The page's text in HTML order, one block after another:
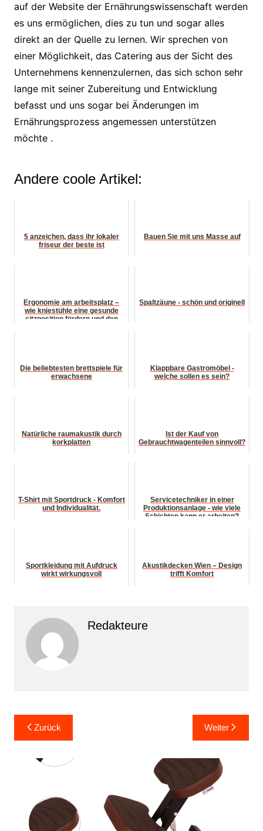
auf der Website der Ernährungswissenschaft werden
es uns ermöglichen, dies zu tun und sogar alles
direkt an der Quelle zu lernen. Wir sprechen von
einer Möglichkeit, das Catering aus der Sicht des
Unternehmens kennenzulernen, das sich schon sehr
lange mit seiner Zubereitung und Entwicklung
befasst und uns sogar bei Änderungen im
Ernährungsprozess angemessen unterstützen
möchte .
Andere coole Artikel:
5 anzeichen, dass ihr lokaler
friseur der beste ist
Bauen Sie mit uns Masse auf
Ergonomie am arbeitsplatz –
wie kniestühle eine gesunde
sitzposition fördern und den
Spaltzäune - schön und originell
Die beliebtesten brettspiele für
erwachsene
Klappbare Gastromöbel -
welche sollen es sein?
Natürliche raumakustik durch
korkplatten
Ist der Kauf von
Gebrauchtwagenteilen sinnvoll?
T-Shirt mit Sportdruck - Komfort
und Individualität.
Servicetechniker in einer
Produktionsanlage - wie viele
Schichten kann er arbeiten?
Sportkleidung mit Aufdruck
wirkt wirkungsvoll
Akustikdecken Wien – Design
trifft Komfort
Redakteure
Beitragsnavigation
Zurück Weiter